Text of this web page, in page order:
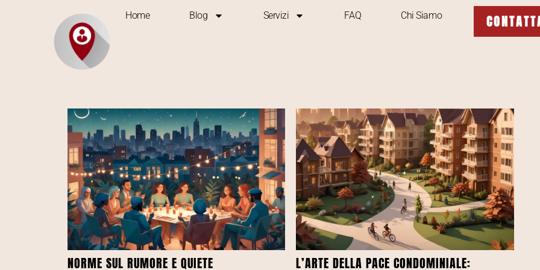
Home Blog Servizi FAQ Chi Siamo
NORME SUL RUMORE E QUIETE
L’ARTE DELLA PACE CONDOMINIALE: